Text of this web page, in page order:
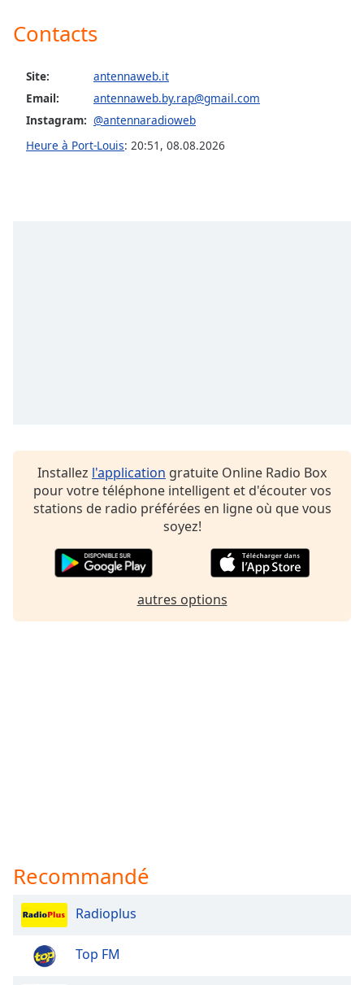
Caption
Area
Background
Color
Done
Dialog
Contacts
Site:
antennaweb.it
Email:
antennaweb.by.rap@gmail.com
Instagram: @antennaradioweb
Heure à Port-Louis: 20:51 , 08.08.2026
Installez l'application gratuite Online Radio Box
pour votre téléphone intelligent et d'écouter vos
stations de radio préférées en ligne où que vous
soyez!
autres options
Recommandé
Radioplus
Top FM